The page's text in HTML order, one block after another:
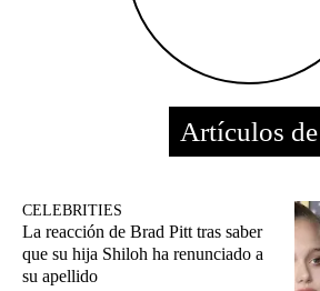
Artículos de
CELEBRITIES
La reacción de Brad Pitt tras saber
que su hija Shiloh ha renunciado a
su apellido